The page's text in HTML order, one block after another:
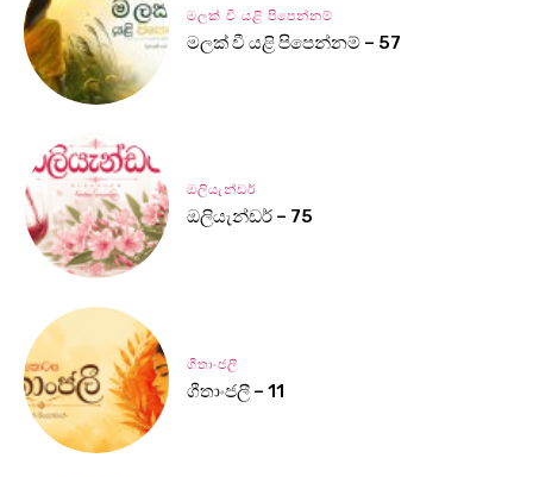
මලක් වී යළි පිපෙන්නම්
මලක් වී යළි පිපෙන්නම් – 57
ඔලියැන්ඩර්
ඔලියැන්ඩර් – 75
ගීතාංජලී
ගීතාංජලී – 11